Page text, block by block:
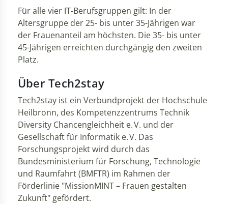
Für alle vier IT-Berufsgruppen gilt: In der
Altersgruppe der 25- bis unter 35-Jährigen war
der Frauenanteil am höchsten. Die 35- bis unter
45-Jährigen erreichten durchgängig den zweiten
Platz.
Über Tech2stay
Tech2stay ist ein Verbundprojekt der Hochschule
Heilbronn, des Kompetenzzentrums Technik
Diversity Chancengleichheit e. V. und der
Gesellschaft für Informatik e. V. Das
Forschungsprojekt wird durch das
Bundesministerium für Forschung, Technologie
und Raumfahrt (BMFTR) im Rahmen der
Förderlinie "MissionMINT – Frauen gestalten
Zukunft" gefördert.